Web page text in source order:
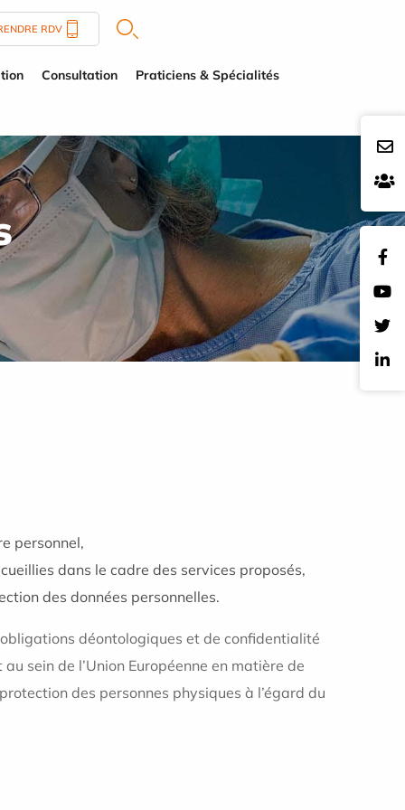
RDV
Consultation Praticiens & Spécialités
personnel,
dans le cadre des services proposés,
des données personnelles.
déontologiques et de confidentialité
sein de l’Union Européenne en matière de
des personnes physiques à l’égard du